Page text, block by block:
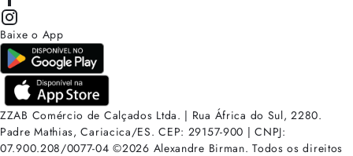
Baixe o App
ZZAB Comércio de Calçados Ltda. | Rua África do Sul, 2280.
Padre Mathias, Cariacica/ES. CEP: 29157-900 | CNPJ:
07.900.208/0077-04 ©2026 Alexandre Birman. Todos os direitos